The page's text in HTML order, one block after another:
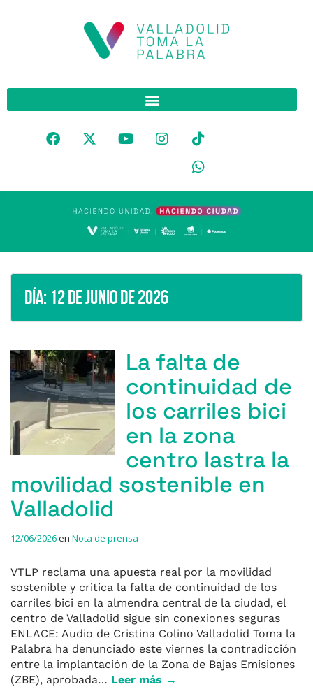
Día: 12 de junio de 2026
La falta de
continuidad de
los carriles bici
en la zona
centro lastra la
movilidad sostenible en
Valladolid
12/06/2026en Nota de prensa
VTLP reclama una apuesta real por la movilidad
sostenible y critica la falta de continuidad de los
carriles bici en la almendra central de la ciudad, el
centro de Valladolid sigue sin conexiones seguras
ENLACE: Audio de Cristina Colino Valladolid Toma la
Palabra ha denunciado este viernes la contradicción
entre la implantación de la Zona de Bajas Emisiones
(ZBE), aprobada… Leer más →